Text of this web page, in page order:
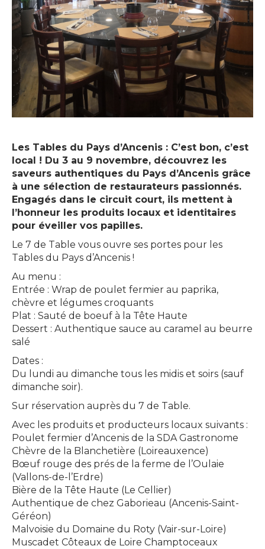
Les Tables du Pays d’Ancenis : C’est bon, c’est
local ! Du 3 au 9 novembre, découvrez les
saveurs authentiques du Pays d’Ancenis grâce
à une sélection de restaurateurs passionnés.
Engagés dans le circuit court, ils mettent à
l’honneur les produits locaux et identitaires
pour éveiller vos papilles.
Le 7 de Table vous ouvre ses portes pour les
Tables du Pays d’Ancenis !
Au menu :
Entrée : Wrap de poulet fermier au paprika,
chèvre et légumes croquants
Plat : Sauté de boeuf à la Tête Haute
Dessert : Authentique sauce au caramel au beurre
salé
Dates :
Du lundi au dimanche tous les midis et soirs (sauf
dimanche soir).
Sur réservation auprès du 7 de Table.
Avec les produits et producteurs locaux suivants :
Poulet fermier d’Ancenis de la SDA Gastronome
Chèvre de la Blanchetière (Loireauxence)
Bœuf rouge des prés de la ferme de l’Oulaie
(Vallons-de-l’Erdre)
Bière de la Tête Haute (Le Cellier)
Authentique de chez Gaborieau (Ancenis-Saint-
Géréon)
Malvoisie du Domaine du Roty (Vair-sur-Loire)
Muscadet Côteaux de Loire Champtoceaux